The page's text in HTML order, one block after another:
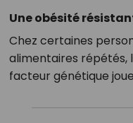
Une obésité
Chez certaines
alimentaires répétés,
facteur génétique